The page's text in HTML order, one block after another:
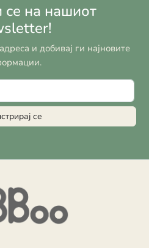
се на нашиот
и добивај ги најновите
се